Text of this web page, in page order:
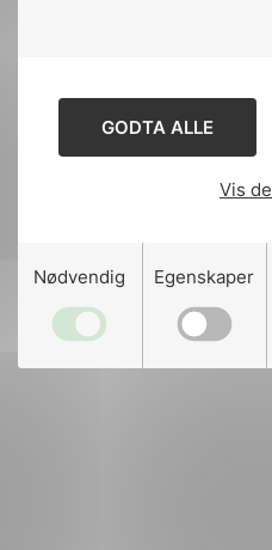
GODTA ALLE
Vis
Nødvendig Egenskaper
Designed and developed
Stem Agency